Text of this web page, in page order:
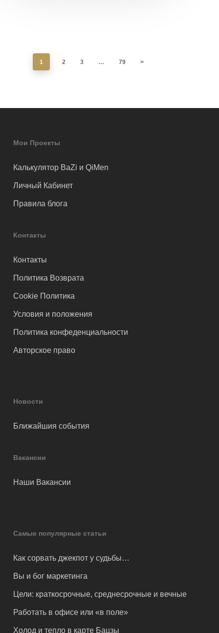
1 2 3 … 79 >
Мои Проекты
Калькулятор BaZi и QiMen
Личный Кабинет
Правила блога
Контакты
Контакты
Политика Возврата
Cookie Политика
Условия и положения
Политика конфеденциальности
Авторское право
Новости
Ближайшия события
Вакансии
Наши Вакансии
Самые популярные статьи
Как сорвать джекпот у судьбы…
Вы и бог маркетинга
Цели: краткосрочные, среднесрочные и вечные
Работать в офисе или «в поле»
Холод и тепло в карте Бацзы